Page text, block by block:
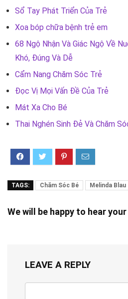
Sổ Tay Phát Triển Của Trẻ
Xoa bóp chữa bệnh trẻ em
68 Ngộ Nhận Và Giác Ngộ Về
Khó, Đúng Và Dễ
Cẩm Nang Chăm Sóc Trẻ
Đọc Vị Mọi Vấn Đề Của Trẻ
Mát Xa Cho Bé
Thai Nghén Sinh Đẻ Và Chăm
TAGS: Chăm Sóc Bé Melinda Blau
We will be happy to hear
LEAVE A REPLY